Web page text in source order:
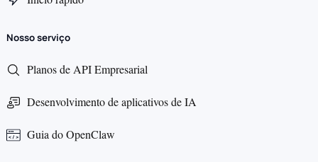
Nosso serviço
Planos de API Empresarial
Desenvolvimento de aplicativos de IA
Guia do OpenClaw